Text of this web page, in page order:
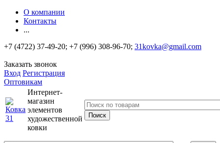
О компании
Контакты
...
+7 (4722) 37-49-20; +7 (996) 308-96-70; 31kovka@gmail.com
Заказать звонок
Вход Регистрация
Оптовикам
Интернет-
магазин
элементов
художественной
ковки